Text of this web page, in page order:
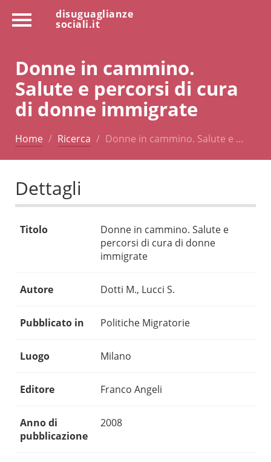
disuguaglianze
sociali.it
Donne in cammino.
Salute e percorsi di cura
di donne immigrate
Home Ricerca Donne in cammino. Salute e …
Dettagli
Titolo
Donne in cammino. Salute e
percorsi di cura di donne
immigrate
Autore Dotti M., Lucci S.
Pubblicato in Politiche Migratorie
Luogo Milano
Editore Franco Angeli
Anno di
pubblicazione
2008